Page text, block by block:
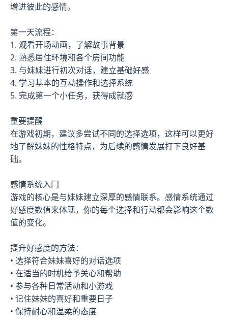
增进彼此的感情。
第一天流程：
1. 观看开场动画，了解故事背景
2. 熟悉居住环境和各个房间功能
3. 与妹妹进行初次对话，建立基础好感
4. 学习基本的互动操作和选择系统
5. 完成第一个小任务，获得成就感
重要提醒
在游戏初期，建议多尝试不同的选择选项，这样可以更好
地了解妹妹的性格特点，为后续的感情发展打下良好基
础。
感情系统入门
游戏的核心是与妹妹建立深厚的感情联系。感情系统通过
好感度数值来体现，你的每个选择和行动都会影响这个数
值的变化。
提升好感度的方法：
• 选择符合妹妹喜好的对话选项
• 在适当的时机给予关心和帮助
• 参与各种日常活动和小游戏
• 记住妹妹的喜好和重要日子
• 保持耐心和温柔的态度